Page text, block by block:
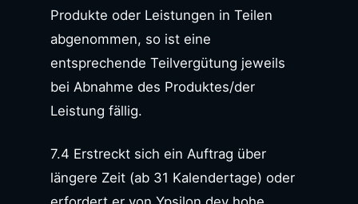
Produkte oder Leistungen in Teilen
abgenommen, so ist eine
entsprechende Teilvergütung jeweils
bei Abnahme des Produktes/der
Leistung fällig.
7.4 Erstreckt sich ein Auftrag über
längere Zeit (ab 31 Kalendertage) oder